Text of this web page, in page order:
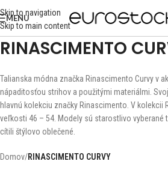
Skip to navigation
Skip to main content
MENU
RINASCIMENTO
Talianska módna značka Rinascimento Curvy v
nápaditosťou strihov a použitými materiálmi.
hlavnú kolekciu značky Rinascimento. V kolekcii
veľkosti 46 – 54. Modely sú starostlivo vyberané
cítili štýlovo oblečené.
Domov/RINASCIMENTO CURVY